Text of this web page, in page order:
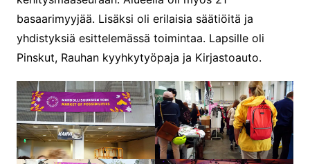
basaarimyyjää. Lisäksi oli erilaisia säätiöitä ja
yhdistyksiä esittelemässä toimintaa. Lapsille oli
Pinskut, Rauhan kyyhkytyöpaja ja Kirjastoauto.